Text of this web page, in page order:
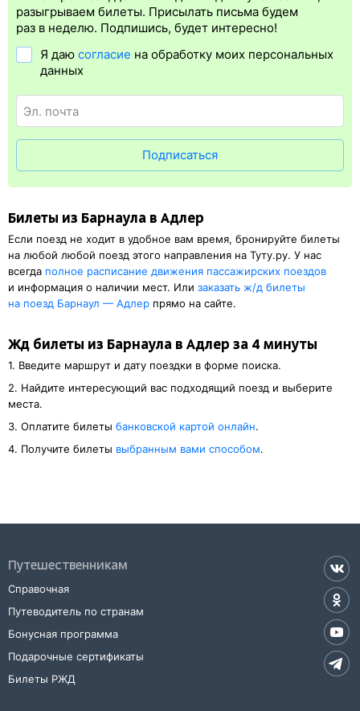
билета.Электронная регистрация— это опция, которая
упрощает жизнь пассажиру. Её бонус в том, что не нужно быть
регистрация доступна почти для всех заказов,исключение
составляют поезда
билете. А в случае отсутствия электронной регистрации еще
и распечатка посадочного купона.
разыгрываем билеты. Присылать письма будем
раз в неделю. Подпишись, будет интересно!
Я даю согласие на обработку моих персональных
данных
Подписаться
Билеты из Барнаула в Адлер
Если поезд не ходит в удобное вам время, бронируйте билеты
на любой любой поезд этого направления на Туту.ру. У нас
всегда полное расписание движения пассажирских поездов
и информация о наличии мест. Или заказать ж/д билеты
на поезд Барнаул — Адлер прямо на сайте.
Жд билеты из Барнаула в Адлер за 4 минуты
1. Введите маршрут и дату поездки в форме поиска.
2. Найдите интересующий вас подходящий поезд и выберите
места.
3. Оплатите билеты банковской картой онлайн.
4. Получите билеты выбранным вами способом.
Путешественникам
Справочная
Путеводитель по странам
Бонусная программа
Подарочные сертификаты
Билеты РЖД